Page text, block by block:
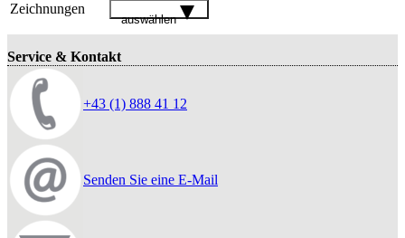
Zeichnungen
auswählen
Service & Kontakt
+43 (1) 888 41 12
Senden Sie eine E-Mail